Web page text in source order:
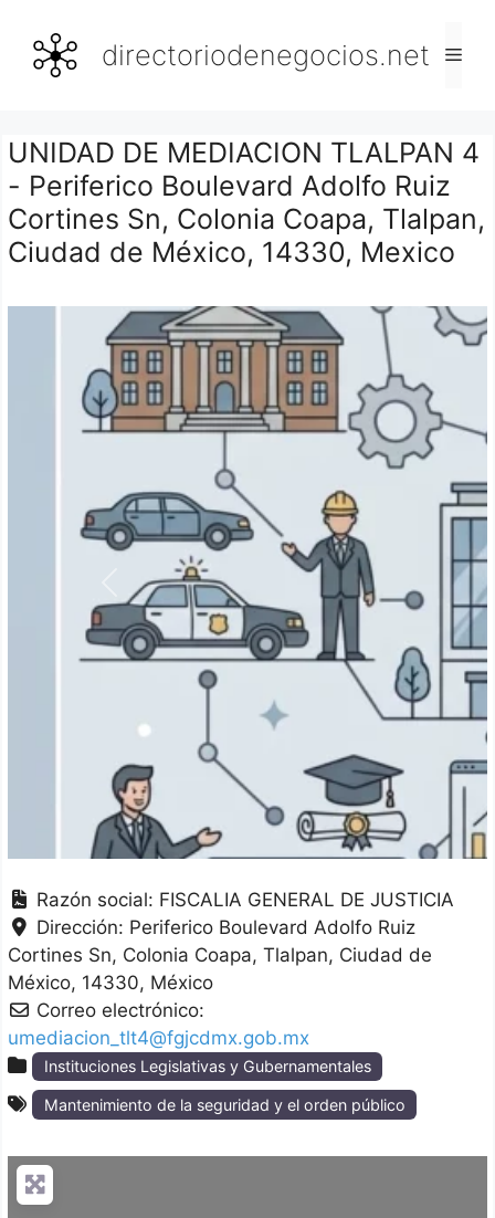
contenido
directoriodenegocios.net
UNIDAD DE MEDIACION TLALPAN 4
- Periferico Boulevard Adolfo Ruiz
Cortines Sn, Colonia Coapa, Tlalpan,
Ciudad de México, 14330, Mexico
Anterior
Razón social: FISCALIA GENERAL DE JUSTICIA
Dirección: Periferico Boulevard Adolfo Ruiz
Cortines Sn, Colonia Coapa Tlalpan Ciudad de
México 14330 México
Correo electrónico:
umediacion_tlt4@fgjcdmx.gob.mx
Instituciones Legislativas y Gubernamentales
Mantenimiento de la seguridad y el orden público